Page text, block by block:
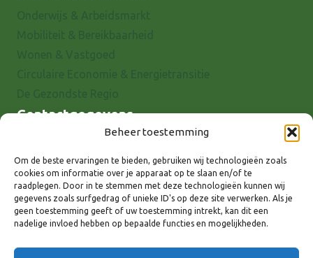
Beheer toestemming
Om de beste ervaringen te bieden, gebruiken wij technologieën zoals
cookies om informatie over je apparaat op te slaan en/of te
raadplegen. Door in te stemmen met deze technologieën kunnen wij
gegevens zoals surfgedrag of unieke ID's op deze site verwerken. Als je
geen toestemming geeft of uw toestemming intrekt, kan dit een
nadelige invloed hebben op bepaalde functies en mogelijkheden.
Contactgegevens
7001 EX Doetinchem
E-mail: info@8rhk.nl
Telefoonnummers
Privacyverklaring